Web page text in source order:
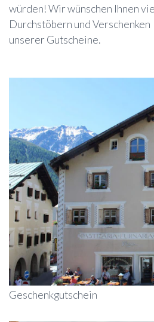
würden! Wir wünschen Ihnen
Durchstöbern und Verschenken
unserer Gutscheine.
Geschenkgutschein